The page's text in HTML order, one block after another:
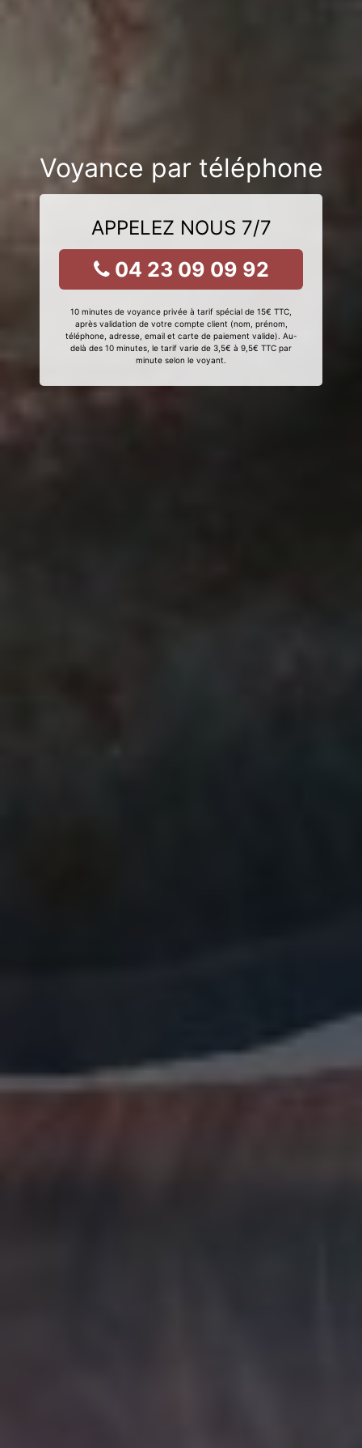
Voyance par téléphone
APPELEZ NOUS 7/7
04 23 09 09 92
10 minutes de voyance privée à tarif spécial de 15€ TTC,
après validation de votre compte client (nom, prénom,
téléphone, adresse, email et carte de paiement valide). Au-
delà des 10 minutes, le tarif varie de 3,5€ à 9,5€ TTC par
minute selon le voyant.